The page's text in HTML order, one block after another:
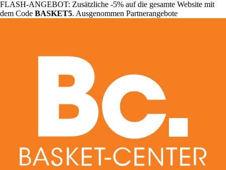
FLASH-ANGEBOT: Zusätzliche -5% auf die gesamte Website mit
dem Code BASKET5. Ausgenommen Partnerangebote